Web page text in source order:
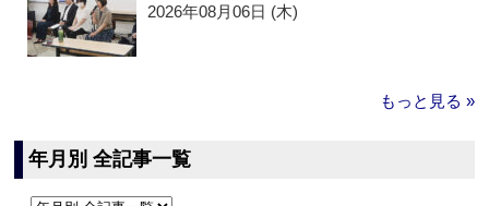
2026年08月06日 (木)
もっと見る »
年月別 全記事一覧